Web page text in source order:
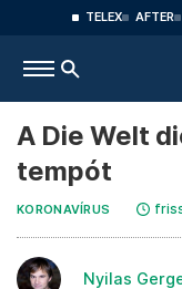
TELEX AFTER
A Die Welt
tempót
KORONAVÍRUS
Nyilas